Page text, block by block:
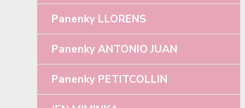
Panenky LLORENS
Panenky ANTONIO JUAN
Panenky PETITCOLLIN